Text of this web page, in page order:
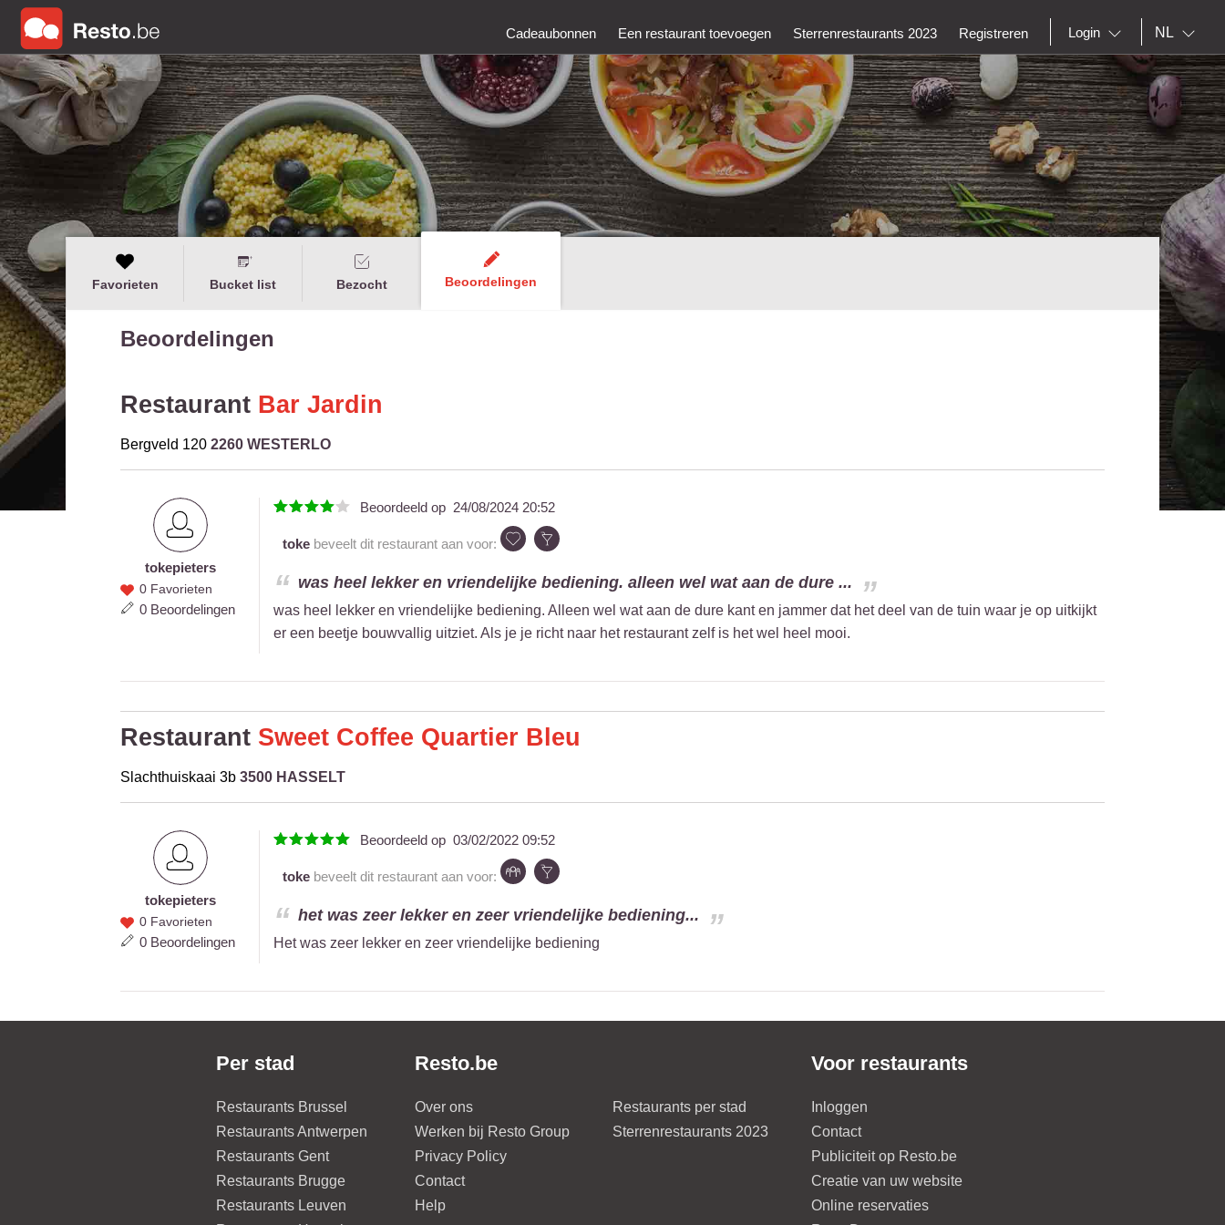
Cadeaubonnen Een restaurant toevoegen Sterrenrestaurants 2023 Registreren Login NL
Favorieten Bucket list Bezocht Beoordelingen
Beoordelingen
Restaurant Bar Jardin
Bergveld 120 2260 WESTERLO
toke
pieters
tokepieters
0 Favorieten
0 Beoordelingen
Beoordeeld op 24/08/2024 20:52
toke beveelt dit restaurant aan voor:
was heel lekker en vriendelijke bediening. alleen wel wat aan de dure ...
was heel lekker en vriendelijke bediening. Alleen wel wat aan de dure kant en jammer dat het deel van de tuin waar je op uitkijkt
er een beetje bouwvallig uitziet. Als je je richt naar het restaurant zelf is het wel heel mooi.
Restaurant Sweet Coffee Quartier Bleu
Slachthuiskaai 3b 3500 HASSELT
toke
pieters
tokepieters
0 Favorieten
0 Beoordelingen
Beoordeeld op 03/02/2022 09:52
toke beveelt dit restaurant aan voor:
het was zeer lekker en zeer vriendelijke bediening...
Het was zeer lekker en zeer vriendelijke bediening
Per stad
Restaurants Brussel
Restaurants Antwerpen
Restaurants Gent
Restaurants Brugge
Restaurants Leuven
Resto.be
Over ons
Werken bij Resto Group
Privacy Policy
Contact
Help
Restaurants per stad
Sterrenrestaurants 2023
Voor restaurants
Inloggen
Contact
Publiciteit op Resto.be
Creatie van uw website
Online reservaties